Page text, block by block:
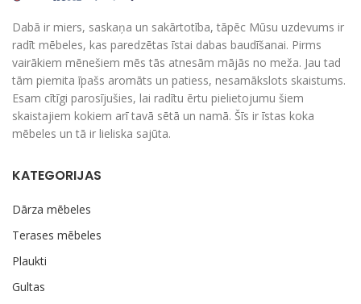
Dabā ir miers, saskaņa un sakārtotība, tāpēc Mūsu uzdevums ir
radīt mēbeles, kas paredzētas īstai dabas baudīšanai. Pirms
vairākiem mēnešiem mēs tās atnesām mājās no meža. Jau tad
tām piemita īpašs aromāts un patiess, nesamākslots skaistums.
Esam cītīgi parosījušies, lai radītu ērtu pielietojumu šiem
skaistajiem kokiem arī tavā sētā un namā. Šīs ir īstas koka
mēbeles un tā ir lieliska sajūta.
KATEGORIJAS
Dārza mēbeles
Terases mēbeles
Plaukti
Gultas